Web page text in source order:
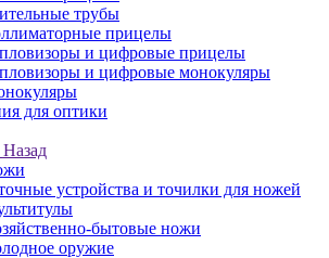
трубы
прицелы
и цифровые прицелы
и цифровые монокуляры
для оптики
Назад
устройства и точилки для ножей
бытовые ножи
оружие